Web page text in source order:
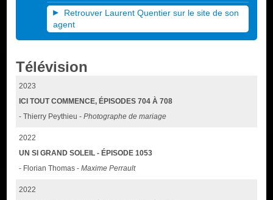
Retrouver Laurent Quentier sur le site de son
agent
Télévision
2023
ICI TOUT COMMENCE, ÉPISODES 704 À 708
- Thierry Peythieu -Photographe de mariage
2022
UN SI GRAND SOLEIL - ÉPISODE 1053
- Florian Thomas -Maxime Perrault
2022